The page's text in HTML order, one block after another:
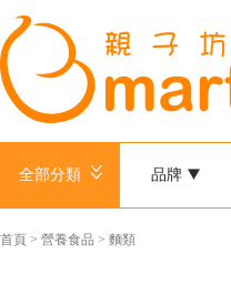
全部分類 品牌
首頁 > 營養食品 > 麵類